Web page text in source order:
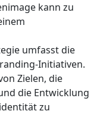
kann zu
umfasst die
Initiativen.
Zielen, die
die Entwicklung
zu